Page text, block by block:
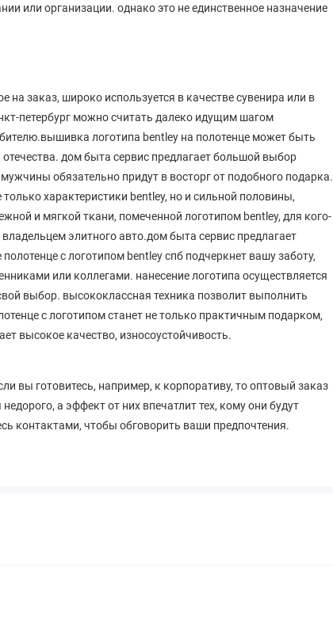
или организации. однако это не единственное назначение
заказ, широко используется в качестве сувенира или в
петербург можно считать далеко идущим шагом
логотипа bentley на полотенце может быть
дом быта сервис предлагает большой выбор
обязательно придут в восторг от подобного подарка.
характеристики bentley, но и сильной половины,
и мягкой ткани, помеченной логотипом bentley, для кого-
элитного авто.дом быта сервис предлагает
с логотипом bentley спб подчеркнет вашу заботу,
или коллегами. нанесение логотипа осуществляется
выбор. высококлассная техника позволит выполнить
с логотипом станет не только практичным подарком,
высокое качество, износоустойчивость.
вы готовитесь, например, к корпоративу, то оптовый заказ
а эффект от них впечатлит тех, кому они будут
контактами, чтобы обговорить ваши предпочтения.